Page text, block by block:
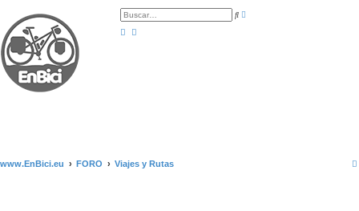
B
www.EnBici.eu FORO Viajes y Rutas